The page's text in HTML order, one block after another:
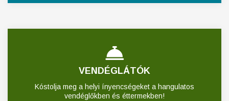
VENDÉGLÁTÓK
Kóstolja meg a helyi ínyencségeket a hangulatos
vendéglőkben és éttermekben!